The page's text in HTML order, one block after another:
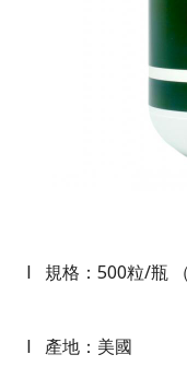
l 規格： 500粒/瓶
l 產地：美國